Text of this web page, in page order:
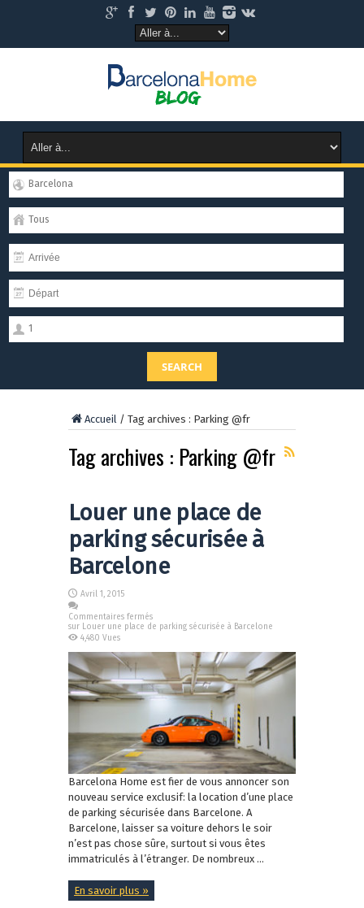
Barcelona
Tous
1
SEARCH
Accueil / Tag archives : Parking @fr
Tag archives : Parking @fr
Louer une place de
parking sécurisée à
Barcelone
Avril 1, 2015
Commentaires fermés
sur Louer une place de parking sécurisée à Barcelone
4,480 Vues
Barcelona Home est fier de vous annoncer son
nouveau service exclusif: la location d’une place
de parking sécurisée dans Barcelone. A
Barcelone, laisser sa voiture dehors le soir
n’est pas chose sûre, surtout si vous êtes
immatriculés à l’étranger. De nombreux ...
En savoir plus »